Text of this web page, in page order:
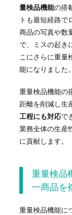
量検品機能の搭
トも最短経路
商品の写真や数
で、ミスの起き
こにさらに重量
能になりました。
重量検品機能の
距離を削減し生
工程にも対応で
業務全体の生産
に貢献します。
重量検品
一商品を
重量検品機能に